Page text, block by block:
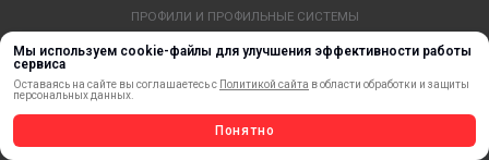
Мы используем cookie-файлы для улучшения эффективности работы
сервиса
Оставаясь на сайте вы соглашаетесь с Политикой сайта в области обработки и защиты
персональных данных.
Понятно
ПРОФИЛИ И ПРОФИЛЬНЫЕ СИСТЕМЫ
КРАСКИ, ЧЕРНИЛА, КАРТРИДЖИ
УСЛУГИ И СЕРВИС
ИНСТРУМЕНТ